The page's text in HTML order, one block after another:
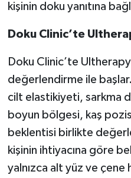
kişinin doku yanıtına
Doku Clinic’te
Doku Clinic’te
değerlendirme ile başlar.
cilt elastikiyeti, sarkma
boyun bölgesi, kaş
beklentisi birlikte
kişinin ihtiyacına göre
yalnızca alt yüz ve çene